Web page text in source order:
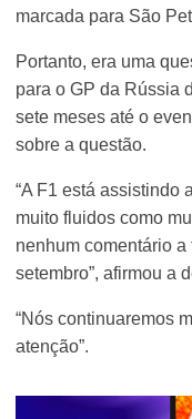
marcada para São
Portanto, era uma
para o GP da Rússia
sete meses até o
sobre a questão.
“A F1 está assistindo
muito fluidos como
nenhum comentário
setembro”, afirmou a
“Nós continuaremos
atenção”.